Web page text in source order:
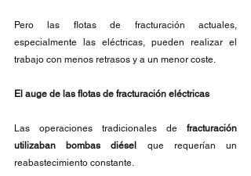
Pero las flotas de fracturación actuales,
especialmente las eléctricas, pueden realizar el
trabajo con menos retrasos y a un menor coste.
El auge de las flotas de fracturación eléctricas
Las operaciones tradicionales de fracturación
utilizaban bombas diésel que requerían un
reabastecimiento constante.